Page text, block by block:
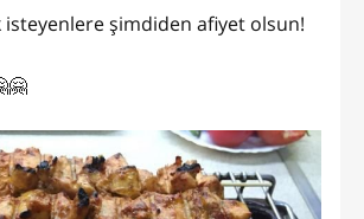
isteyenlere şimdiden afiyet olsun!